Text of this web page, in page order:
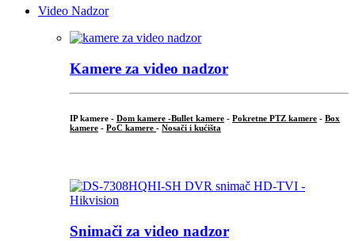
Video Nadzor
Kamere za video nadzor
IP kamere - Dom kamere -Bullet kamere - Pokretne PTZ kamere - Box
kamere - PoC kamere - Nosači i kućišta
Snimači za video nadzor